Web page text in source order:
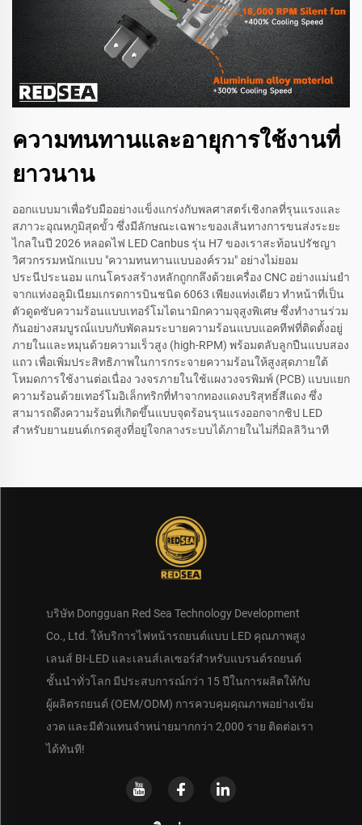
ความทนทานและอายุการใช้งานที่
ยาวนาน
ออกแบบมาเพื่อรับมืออย่างแข็งแกร่งกับพลศาสตร์เชิงกลที่รุนแรงและ
สภาวะอุณหภูมิสุดขั้ว ซึ่งมีลักษณะเฉพาะของเส้นทางการขนส่งระยะ
ไกลในปี 2026 หลอดไฟ LED Canbus รุ่น H7 ของเราสะท้อนปรัชญา
วิศวกรรมหนักแบบ "ความทนทานแบบองค์รวม" อย่างไม่ยอม
ประนีประนอม แกนโครงสร้างหลักถูกกลึงด้วยเครื่อง CNC อย่างแม่นยำ
จากแท่งอลูมิเนียมเกรดการบินชนิด 6063 เพียงแท่งเดียว ทำหน้าที่เป็น
ตัวดูดซับความร้อนแบบเทอร์โมไดนามิกความจุสูงพิเศษ ซึ่งทำงานร่วม
กันอย่างสมบูรณ์แบบกับพัดลมระบายความร้อนแบบแอคทีฟที่ติดตั้งอยู่
ภายในและหมุนด้วยความเร็วสูง (high-RPM) พร้อมตลับลูกปืนแบบสอง
แถว เพื่อเพิ่มประสิทธิภาพในการกระจายความร้อนให้สูงสุดภายใต้
โหมดการใช้งานต่อเนื่อง วงจรภายในใช้แผงวงจรพิมพ์ (PCB) แบบแยก
ความร้อนด้วยเทอร์โมอิเล็กทริกที่ทำจากทองแดงบริสุทธิ์สีแดง ซึ่ง
สามารถดึงความร้อนที่เกิดขึ้นแบบจุดร้อนรุนแรงออกจากชิป LED
สำหรับยานยนต์เกรดสูงที่อยู่ใจกลางระบบได้ภายในไม่กี่มิลลิวินาที
บริษัท Dongguan Red Sea Technology Development
Co., Ltd. ให้บริการไฟหน้ารถยนต์แบบ LED คุณภาพสูง
เลนส์ BI-LED และเลนส์เลเซอร์สำหรับแบรนด์รถยนต์
ชั้นนำทั่วโลก มีประสบการณ์กว่า 15 ปีในการผลิตให้กับ
ผู้ผลิตรถยนต์ (OEM/ODM) การควบคุมคุณภาพอย่างเข้ม
งวด และมีตัวแทนจำหน่ายมากกว่า 2,000 ราย ติดต่อเรา
ได้ทันที!